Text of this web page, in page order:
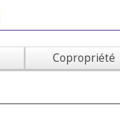
Copropriété